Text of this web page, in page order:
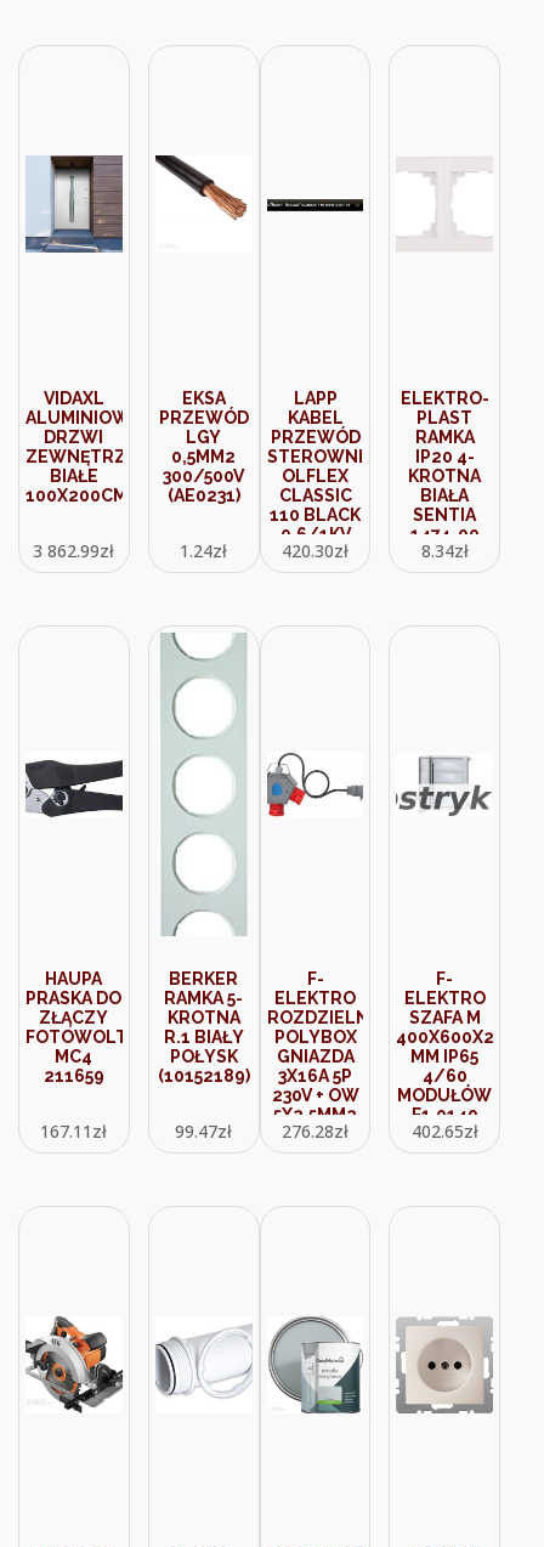
VIDAXL
ALUMINIOWE
DRZWI
ZEWNĘTRZNE
BIAŁE
100X200CM
3 862.99zł
EKSA
PRZEWÓD
LGY
0,5MM2
300/500V
(AE0231)
1.24zł
LAPP
KABEL
PRZEWÓD
STEROWNICZY
OLFLEX
CLASSIC
110 BLACK
0,6/1KV
4G95
1120389
420.30zł
ELEKTRO-
PLAST
RAMKA
IP20 4-
KROTNA
BIAŁA
SENTIA
1474-00
8.34zł
HAUPA
PRASKA DO
ZŁĄCZY
FOTOWOLTAICZNYCH
MC4
211659
167.11 zł
BERKER
RAMKA 5-
KROTNA
R.1 BIAŁY
POŁYSK
(10152189)
99.47zł
F-
ELEKTRO
ROZDZIELNIA
POLYBOX
GNIAZDA
3X16A 5P
230V + OW
5X2,5MM2
5M 16A
F30635
276.28zł
F-
ELEKTRO
SZAFA M
400X600X200
MM IP65
4/60
MODUŁÓW
F1.0140
402.65zł